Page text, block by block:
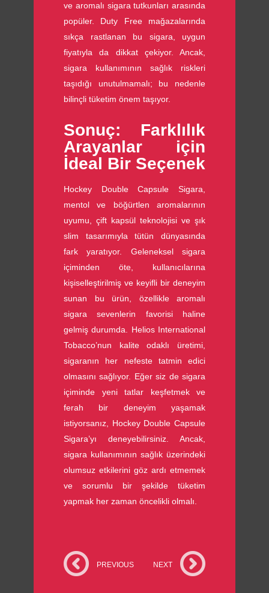
ve aromalı sigara tutkunları arasında
popüler. Duty Free mağazalarında
sıkça rastlanan bu sigara, uygun
fiyatıyla da dikkat çekiyor. Ancak,
sigara kullanımının sağlık riskleri
taşıdığı unutulmamalı; bu nedenle
bilinçli tüketim önem taşıyor.
Sonuç: Farklılık
Arayanlar için
İdeal Bir Seçenek
Hockey Double Capsule Sigara,
mentol ve böğürtlen aromalarının
uyumu, çift kapsül teknolojisi ve şık
slim tasarımıyla tütün dünyasında
fark yaratıyor. Geleneksel sigara
içiminden öte, kullanıcılarına
kişiselleştirilmiş ve keyifli bir deneyim
sunan bu ürün, özellikle aromalı
sigara sevenlerin favorisi haline
gelmiş durumda. Helios International
Tobacco’nun kalite odaklı üretimi,
sigaranın her nefeste tatmin edici
olmasını sağlıyor. Eğer siz de sigara
içiminde yeni tatlar keşfetmek ve
ferah bir deneyim yaşamak
istiyorsanız, Hockey Double Capsule
Sigara’yı deneyebilirsiniz. Ancak,
sigara kullanımının sağlık üzerindeki
olumsuz etkilerini göz ardı etmemek
ve sorumlu bir şekilde tüketim
yapmak her zaman öncelikli olmalı.
PREVIOUS NEXT